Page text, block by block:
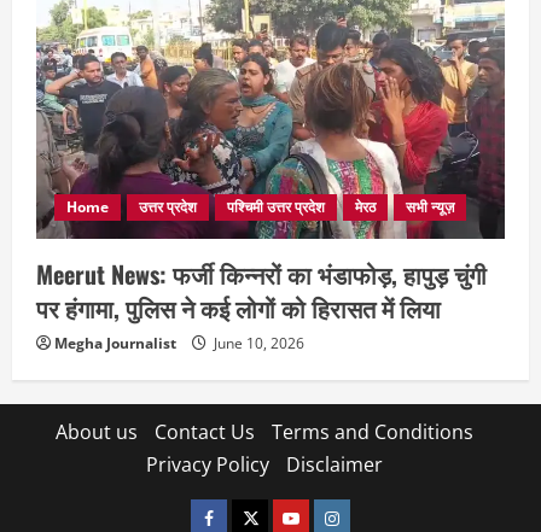
Home उत्तर प्रदेश पश्चिमी उत्तर प्रदेश मेरठ सभी न्यूज़
Meerut News: फर्जी किन्नरों का भंडाफोड़, हापुड़ चुंगी
पर हंगामा, पुलिस ने कई लोगों को हिरासत में लिया
Megha Journalist June 10, 2026
About us Contact Us
Terms and Conditions
Privacy Policy
Disclaimer
facebooktwitterYOUTUBE
instagram